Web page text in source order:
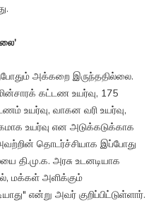
அக்கறை இருந்ததில்லை.
கட்டண உயர்வு, 175
உயர்வு, வாகன வரி உயர்வு,
உயர்வு என அடுக்கடுக்காக
தொடர்ச்சியாக இப்போது
தி.மு.க. அரசு உடனடியாக
மக்கள் அளிக்கும்
என்று அவர் குறிப்பிட்டுள்ளார்.